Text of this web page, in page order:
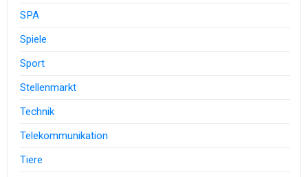
SPA
Spiele
Sport
Stellenmarkt
Technik
Telekommunikation
Tiere